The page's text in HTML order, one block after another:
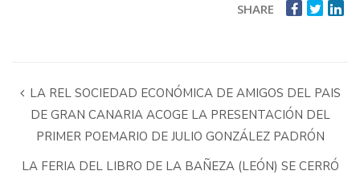
SHARE
LA REL SOCIEDAD ECONÓMICA DE AMIGOS DEL PAIS
DE GRAN CANARIA ACOGE LA PRESENTACIÓN DEL
PRIMER POEMARIO DE JULIO GONZÁLEZ PADRÓN
LA FERIA DEL LIBRO DE LA BAÑEZA (LEÓN) SE CERRÓ